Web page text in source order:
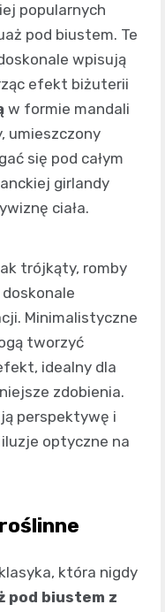
popularnych
pod biustem. Te
wpisują
efekt biżuterii
w formie mandali
umieszczony
się pod całym
girlandy
ciała.
trójkąty, romby
Minimalistyczne
tworzyć
idealny dla
zdobienia.
perspektywę i
optyczne na
która nigdy
pod biustem z